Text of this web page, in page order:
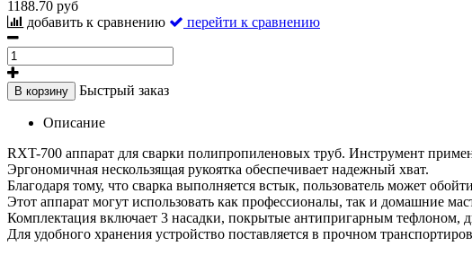
1188.70 руб
добавить к сравнению
перейти к сравнению
В корзину Быстрый заказ
Описание
RXT-700 аппарат для сварки полипропиленовых труб. Инструмент
Эргономичная нескользящая рукоятка обеспечивает надежный хват.
Благодаря тому, что сварка выполняется встык, пользователь может
Этот аппарат могут использовать как профессионалы, так и домашние
Комплектация включает 3 насадки, покрытые антипригарным тефлоном,
Для удобного хранения устройство поставляется в прочном